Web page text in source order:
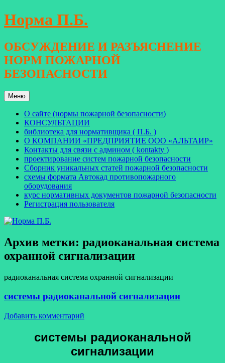
Перейти
к
Норма П.Б.
ОБСУЖДЕНИЕ И РАЗЪЯСНЕНИЕ
НОРМ ПОЖАРНОЙ
БЕЗОПАСНОСТИ
Меню
О сайте (нормы пожарной безопасности)
КОНСУЛЬТАЦИИ
библиотека для нормативщика ( П.Б. )
О КОМПАНИИ «ПРЕДПРИЯТИЕ ООО «АЛЬТАИР»
Контакты для связи с админом ( kontakty )
проектирование систем пожарной безопасности
Сборник уникальных статей пожарной безопасности
схемы формата Автокад противопожарного
оборудования
курс нормативных документов пожарной безопасности
Регистрация пользователя
Архив метки: радиоканальная система
охранной сигнализации
радиоканальная система охранной сигнализации
системы радиоканальной сигнализации
Добавить комментарий
системы радиоканальной
сигнализации